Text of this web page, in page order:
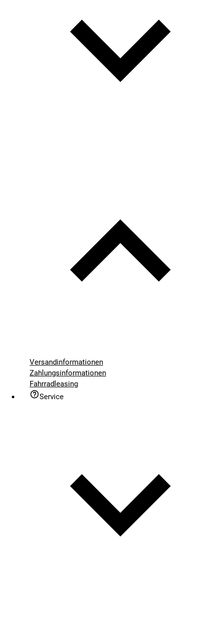
Versandinformationen
Zahlungsinformationen
Fahrradleasing
Service